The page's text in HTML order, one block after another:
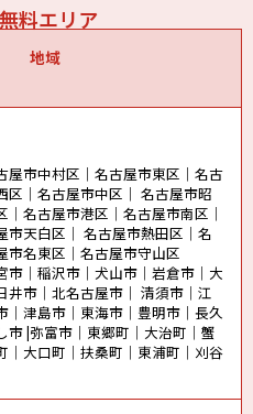
料エリア
地域
屋市中村区｜名古屋市東区｜名古
区｜名古屋市中区｜ 名古屋市昭
名古屋市港区｜名古屋市南区｜
市天白区｜ 名古屋市熱田区｜名
市名東区｜名古屋市守山区
市｜稲沢市｜犬山市｜岩倉市｜大
井市｜北名古屋市｜ 清須市｜江
｜津島市｜東海市｜豊明市｜長久
市 |弥富市｜東郷町｜大治町｜蟹
｜大口町｜扶桑町｜東浦町｜刈谷